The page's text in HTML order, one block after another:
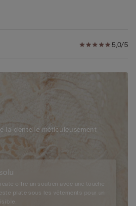
5,0/5
la dentelle méticuleusement
offre un soutien avec une touche
plate sous les vêtements pour un